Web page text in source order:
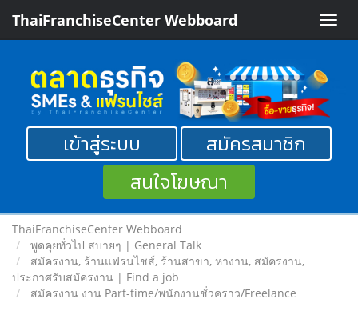
Toggle
ThaiFranchiseCenter Webboard
เข้าสู่ระบบ
สมัครสมาชิก
สนใจโฆษณา
ThaiFranchiseCenter Webboard
พูดคุยทั่วไป สบายๆ | General Talk
สมัครงาน, ร้านแฟรนไชส์, ร้านสาขา, หางาน, สมัครงาน,
ประกาศรับสมัครงาน | Find a job
สมัครงาน งาน Part-time/พนักงานชั่วคราว/Freelance